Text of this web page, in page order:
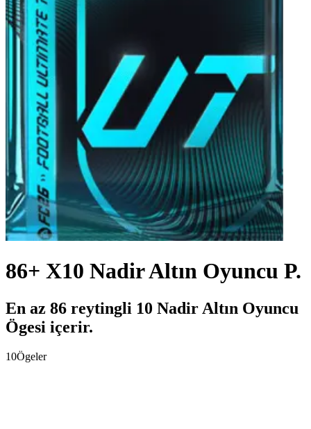
86+ X10 Nadir Altın Oyuncu P.
En az 86 reytingli 10 Nadir Altın Oyuncu
Ögesi içerir.
10Ögeler